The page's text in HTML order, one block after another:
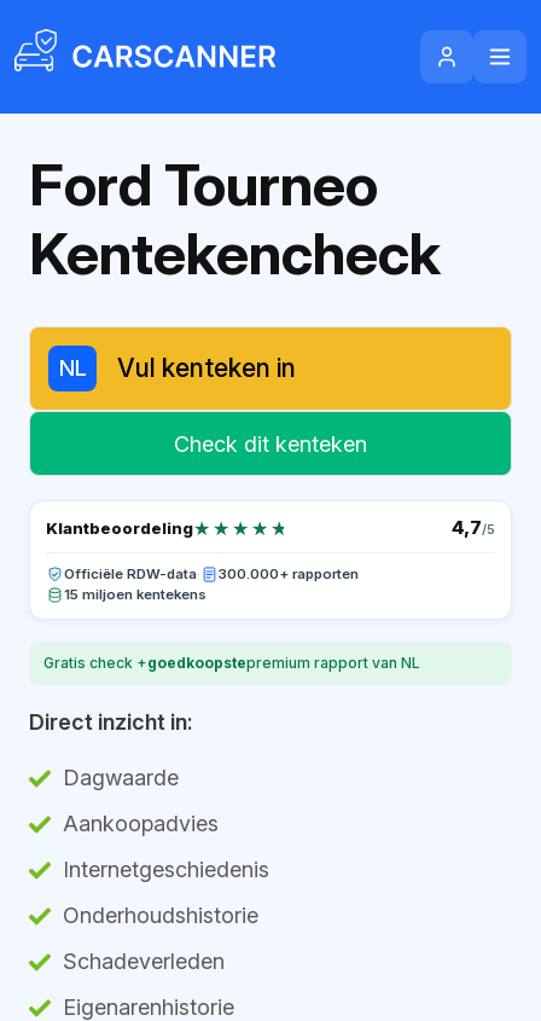
Ford Tourneo
Kentekencheck
NL
Check dit kenteken
Klantbeoordeling★★★★★
★★★★★ 4,7/5
Officiële RDW-data·
300.000+ rapporten
15 miljoen kentekens
Gratis check +goedkoopstepremium rapport van NL
Direct inzicht in:
Dagwaarde
Aankoopadvies
Internetgeschiedenis
Onderhoudshistorie
Schadeverleden
Eigenarenhistorie